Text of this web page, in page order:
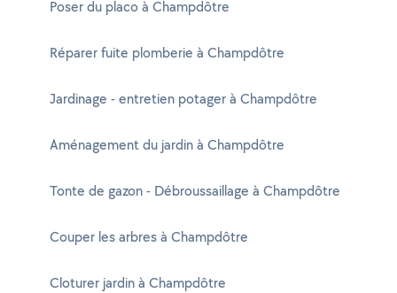
Poser du placo à Champdôtre
Réparer fuite plomberie à Champdôtre
Jardinage - entretien potager à Champdôtre
Aménagement du jardin à Champdôtre
Tonte de gazon - Débroussaillage à Champdôtre
Couper les arbres à Champdôtre
Cloturer jardin à Champdôtre